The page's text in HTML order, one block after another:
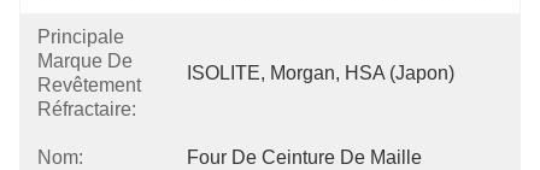
Principale
Marque De
Revêtement
Réfractaire:
ISOLITE, Morgan, HSA (Japon)
Nom: Four De Ceinture De Maille